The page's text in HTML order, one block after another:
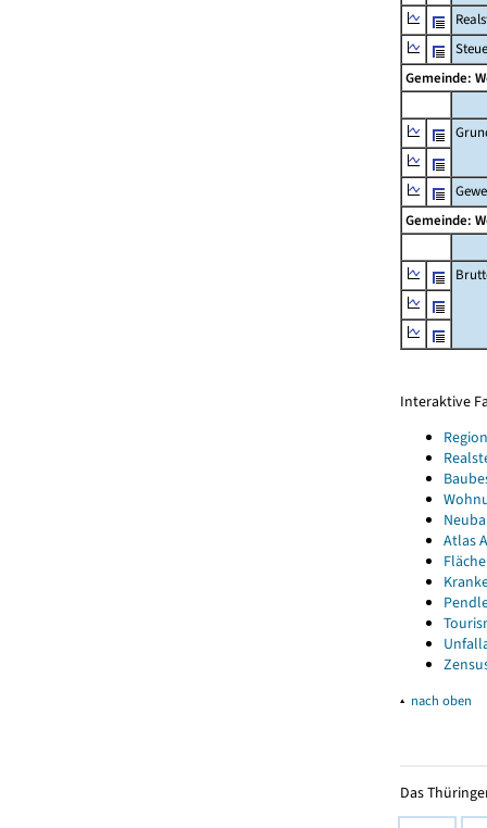
Gemeinde:
Gemeinde:
Interaktive
Atlas
▴ nach oben
Das